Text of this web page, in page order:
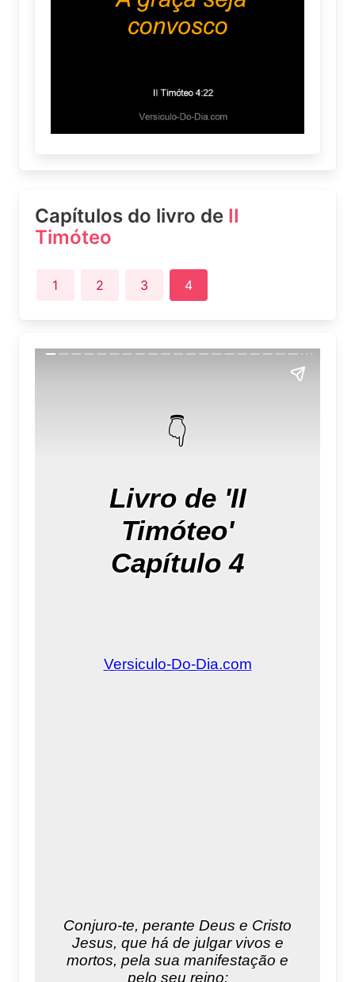
Capítulos do livro de II
Timóteo
1 2 3 4